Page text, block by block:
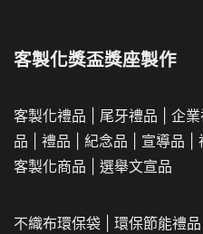
客製化獎盃獎座製作
客製化禮品 尾牙禮品 企業
品
禮品 紀念品 宣導品
客製化商品
選舉文宣品
不織布環保袋 環保節能禮品